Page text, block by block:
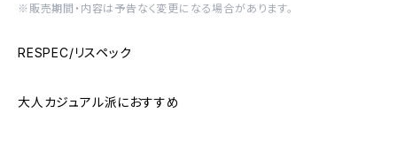
※販売期間・内容は予告なく変更になる場合があります。
RESPEC/リスペック
大人カジュアル派におすすめ